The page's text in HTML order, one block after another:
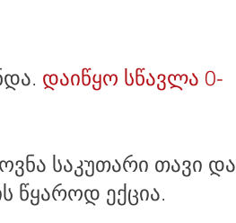
დაიწყო სწავლა 0-
საკუთარი თავი და
წყაროდ ექცია.